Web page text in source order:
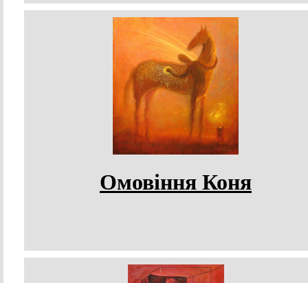
Омовіння Коня